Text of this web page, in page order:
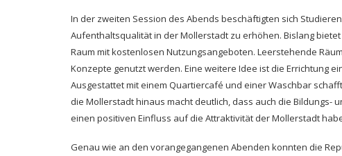
In der zweiten Session des Abends beschäftigten sich
Aufenthaltsqualität in der Mollerstadt zu erhöhen. Bislang
Raum mit kostenlosen Nutzungsangeboten. Leerstehende
Konzepte genutzt werden. Eine weitere Idee ist die Errichtung
Ausgestattet mit einem Quartiercafé und einer Waschbar
die Mollerstadt hinaus macht deutlich, dass auch die
einen positiven Einfluss auf die Attraktivität der Mollerstadt
Genau wie an den vorangegangenen Abenden konnten die